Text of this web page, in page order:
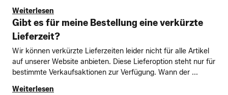
Weiterlesen
Gibt es für meine Bestellung eine verkürzte
Lieferzeit?
Wir können verkürzte Lieferzeiten leider nicht für alle Artikel
auf unserer Website anbieten. Diese Lieferoption steht nur für
bestimmte Verkaufsaktionen zur Verfügung. Wann der ...
Weiterlesen